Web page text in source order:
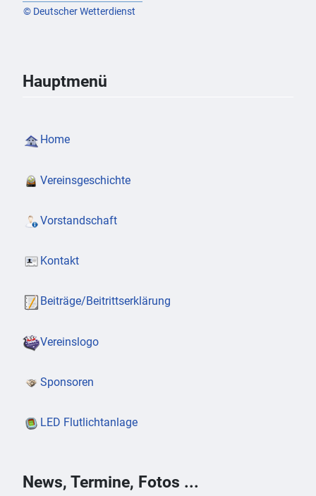
Hauptmenü
Home
Vereinsgeschichte
Vorstandschaft
Kontakt
Beiträge/Beitrittserklärung
Vereinslogo
Sponsoren
LED Flutlichtanlage
News, Termine, Fotos ...
© Deutscher Wetterdienst